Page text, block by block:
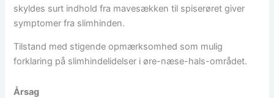
skyldes surt indhold fra mavesækken til spiserøret giver
symptomer fra slimhinden.
Tilstand med stigende opmærksomhed som mulig
forklaring på slimhindelidelser i øre-næse-hals-området.
Årsag